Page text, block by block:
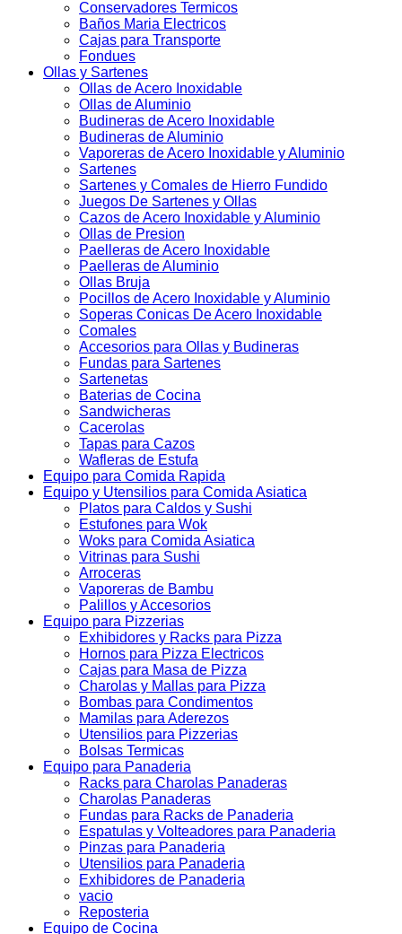
Conservadores Termicos
Baños Maria Electricos
Cajas para Transporte
Fondues
Ollas y Sartenes
Ollas de Acero Inoxidable
Ollas de Aluminio
Budineras de Acero Inoxidable
Budineras de Aluminio
Vaporeras de Acero Inoxidable y Aluminio
Sartenes
Sartenes y Comales de Hierro Fundido
Juegos De Sartenes y Ollas
Cazos de Acero Inoxidable y Aluminio
Ollas de Presion
Paelleras de Acero Inoxidable
Paelleras de Aluminio
Ollas Bruja
Pocillos de Acero Inoxidable y Aluminio
Soperas Conicas De Acero Inoxidable
Comales
Accesorios para Ollas y Budineras
Fundas para Sartenes
Sartenetas
Baterias de Cocina
Sandwicheras
Cacerolas
Tapas para Cazos
Wafleras de Estufa
Equipo para Comida Rapida
Equipo y Utensilios para Comida Asiatica
Platos para Caldos y Sushi
Estufones para Wok
Woks para Comida Asiatica
Vitrinas para Sushi
Arroceras
Vaporeras de Bambu
Palillos y Accesorios
Equipo para Pizzerias
Exhibidores y Racks para Pizza
Hornos para Pizza Electricos
Cajas para Masa de Pizza
Charolas y Mallas para Pizza
Bombas para Condimentos
Mamilas para Aderezos
Utensilios para Pizzerias
Bolsas Termicas
Equipo para Panaderia
Racks para Charolas Panaderas
Charolas Panaderas
Fundas para Racks de Panaderia
Espatulas y Volteadores para Panaderia
Pinzas para Panaderia
Utensilios para Panaderia
Exhibidores de Panaderia
vacio
Reposteria
Equipo de Cocina